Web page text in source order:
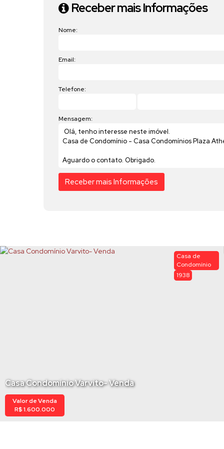
Receber mais Informações
Nome:
Email:
Telefone:
Mensagem:
Casa Condomínio Varvito- Venda
1938
Casa de
Condomínio
R$1.600.000
Valor de Venda